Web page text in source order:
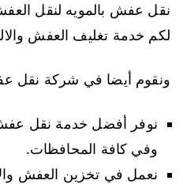
نقل عفش بالمويه لنقل
لكم خدمة تغليف العفش
ونقوم أيضا في شركة نقل
نوفر أفضل خدمة نقل
وفي كافة المحافظات.
نعمل في تخزين العفش